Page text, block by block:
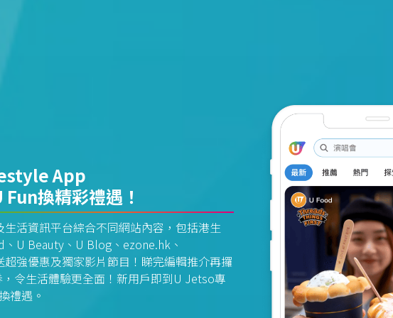
App
換精彩禮遇！
活資訊平台綜合不同網站內容，包括港生
U Beauty、U Blog、ezone.hk、
超強優惠及獨家影片節目！睇完編輯推介再攞
令生活體驗更全面！新用戶即到U Jetso專
禮遇。